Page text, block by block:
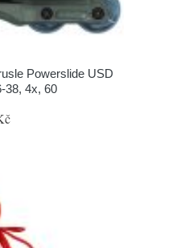
Powerslide USD
38, 4x, 60